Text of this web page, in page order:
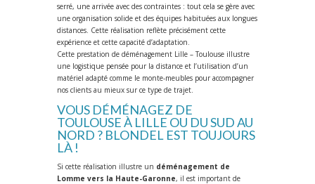
serré, une arrivée avec des contraintes : tout cela se gère avec
une organisation solide et des équipes habituées aux longues
distances. Cette réalisation reflète précisément cette
expérience et cette capacité d’adaptation.
Cette prestation de déménagement Lille – Toulouse illustre
une logistique pensée pour la distance et l’utilisation d’un
matériel adapté comme le monte-meubles pour accompagner
nos clients au mieux sur ce type de trajet.
VOUS DÉMÉNAGEZ DE
TOULOUSE À LILLE OU DU SUD AU
NORD ? BLONDEL EST TOUJOURS
LÀ !
Si cette réalisation illustre un déménagement de
Lomme vers la Haute-Garonne, il est important de